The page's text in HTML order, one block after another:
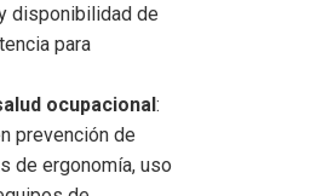
disponibilidad de
para
ocupacional :
prevención de
de ergonomía, uso